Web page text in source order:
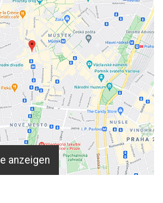
anzeigen